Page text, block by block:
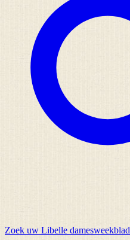
Zoek uw Libelle damesweekblad